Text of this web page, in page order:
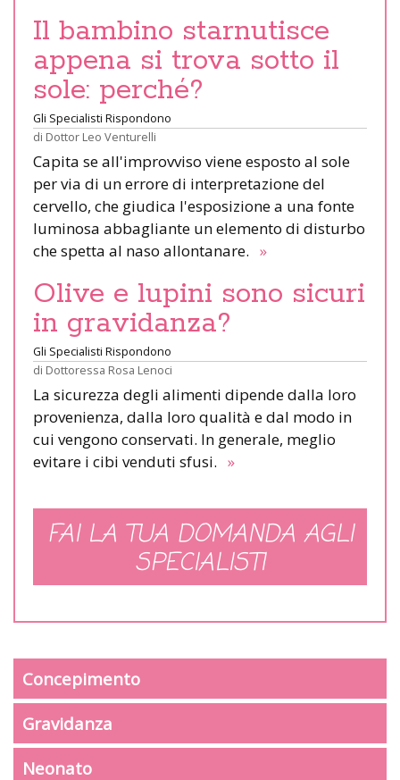
Il bambino starnutisce
appena si trova sotto il
sole: perché?
Gli Specialisti Rispondono
di Dottor Leo Venturelli
Capita se all'improvviso viene esposto al sole
per via di un errore di interpretazione del
cervello, che giudica l'esposizione a una fonte
luminosa abbagliante un elemento di disturbo
che spetta al naso allontanare. »
Olive e lupini sono sicuri
in gravidanza?
Gli Specialisti Rispondono
di Dottoressa Rosa Lenoci
La sicurezza degli alimenti dipende dalla loro
provenienza, dalla loro qualità e dal modo in
cui vengono conservati. In generale, meglio
evitare i cibi venduti sfusi. »
FAI LA TUA DOMANDA AGLI
SPECIALISTI
Concepimento
Gravidanza
Neonato